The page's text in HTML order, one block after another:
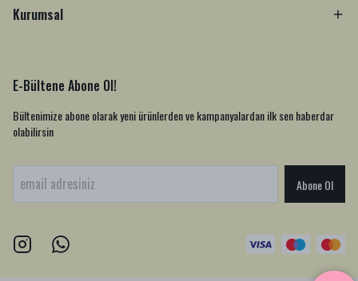
Kurumsal
E-Bültene Abone Ol!
Bültenimize abone olarak yeni ürünlerden ve kampanyalardan ilk sen haberdar
olabilirsin
Abone Ol